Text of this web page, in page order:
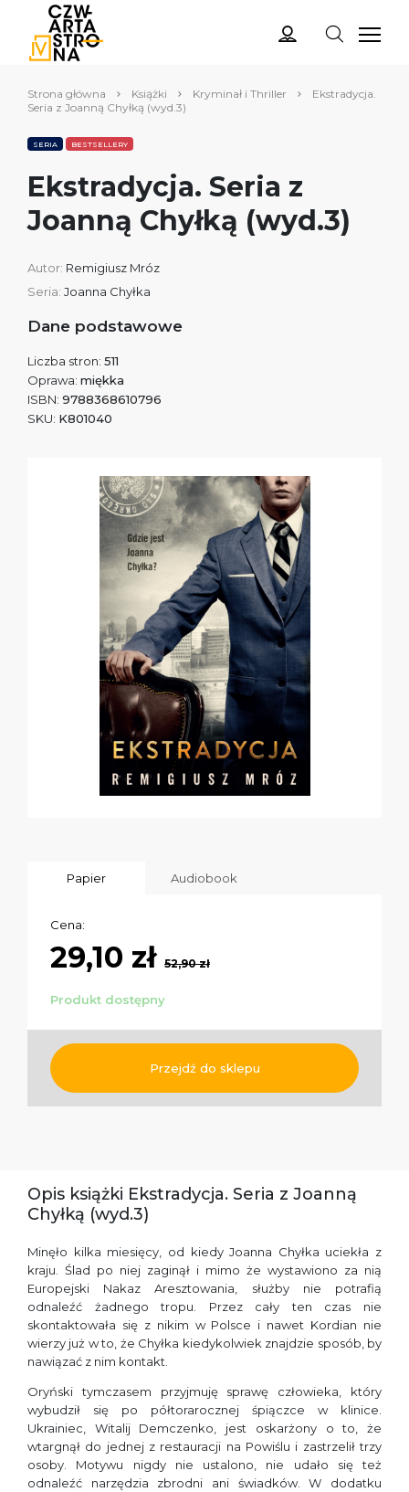
Strona główna Książki Kryminał i Thriller
Ekstradycja.
Seria z Joanną Chyłką (wyd.3)
SERIA BESTSELLERY
Ekstradycja. Seria z
Joanną Chyłką (wyd.3)
Autor: Remigiusz Mróz
Seria: Joanna Chyłka
Dane podstawowe
Liczba stron: 511
Oprawa: miękka
ISBN: 9788368610796
SKU: K801040
Papier Audiobook
Cena:
29,10 zł 52,90 zł
Produkt dostępny
Przejdź do sklepu
Opis książki Ekstradycja. Seria z Joanną
Chyłką (wyd.3)
Minęło kilka miesięcy, od kiedy Joanna Chyłka uciekła z
kraju. Ślad po niej zaginął i mimo że wystawiono za nią
Europejski Nakaz Aresztowania, służby nie potrafią
odnaleźć żadnego tropu. Przez cały ten czas nie
skontaktowała się z nikim w Polsce i nawet Kordian nie
wierzy już w to, że Chyłka kiedykolwiek znajdzie sposób, by
nawiązać z nim kontakt.
Oryński tymczasem przyjmuję sprawę człowieka, który
wybudził się po półtorarocznej śpiączce w klinice.
Ukrainiec, Witalij Demczenko, jest oskarżony o to, że
wtargnął do jednej z restauracji na Powiślu i zastrzelił trzy
osoby. Motywu nigdy nie ustalono, nie udało się też
odnaleźć narzędzia zbrodni ani świadków. W dodatku